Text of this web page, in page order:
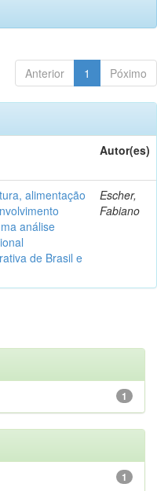
Anterior 1 Póximo
Autor(es)
alimentação
análise
de Brasil e
Escher,
Fabiano
1
1